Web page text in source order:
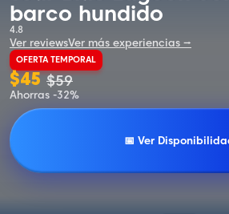
barco hundido
4.8
Ver reviewsVer más experiencias ⭢
OFERTA TEMPORAL
$45 $59
Ahorras -32%
📅 Ver